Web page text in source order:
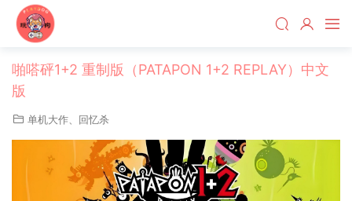
啪嗒砰1+2 重制版（PATAPON 1+2 REPLAY）中文
版
单机大作 回忆杀